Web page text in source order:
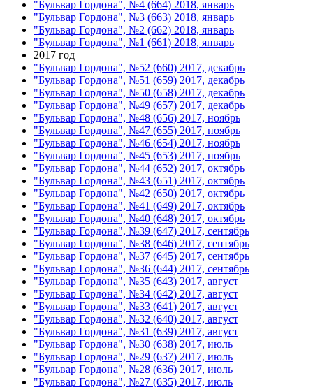
"Бульвар Гордона", №4 (664) 2018, январь
"Бульвар Гордона", №3 (663) 2018, январь
"Бульвар Гордона", №2 (662) 2018, январь
"Бульвар Гордона", №1 (661) 2018, январь
2017 год
"Бульвар Гордона", №52 (660) 2017, декабрь
"Бульвар Гордона", №51 (659) 2017, декабрь
"Бульвар Гордона", №50 (658) 2017, декабрь
"Бульвар Гордона", №49 (657) 2017, декабрь
"Бульвар Гордона", №48 (656) 2017, ноябрь
"Бульвар Гордона", №47 (655) 2017, ноябрь
"Бульвар Гордона", №46 (654) 2017, ноябрь
"Бульвар Гордона", №45 (653) 2017, ноябрь
"Бульвар Гордона", №44 (652) 2017, октябрь
"Бульвар Гордона", №43 (651) 2017, октябрь
"Бульвар Гордона", №42 (650) 2017, октябрь
"Бульвар Гордона", №41 (649) 2017, октябрь
"Бульвар Гордона", №40 (648) 2017, октябрь
"Бульвар Гордона", №39 (647) 2017, сентябрь
"Бульвар Гордона", №38 (646) 2017, сентябрь
"Бульвар Гордона", №37 (645) 2017, сентябрь
"Бульвар Гордона", №36 (644) 2017, сентябрь
"Бульвар Гордона", №35 (643) 2017, август
"Бульвар Гордона", №34 (642) 2017, август
"Бульвар Гордона", №33 (641) 2017, август
"Бульвар Гордона", №32 (640) 2017, август
"Бульвар Гордона", №31 (639) 2017, август
"Бульвар Гордона", №30 (638) 2017, июль
"Бульвар Гордона", №29 (637) 2017, июль
"Бульвар Гордона", №28 (636) 2017, июль
"Бульвар Гордона", №27 (635) 2017, июль